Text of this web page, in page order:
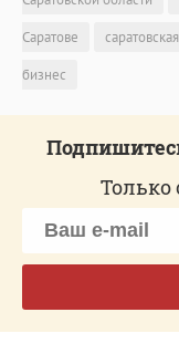
Саратове
бизнес
Только